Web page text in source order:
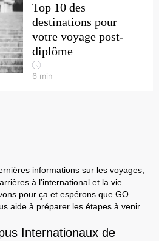
Top 10 des
destinations pour
votre voyage post-
diplôme
6 min
informations sur les voyages,
à l'international et la vie
pour ça et espérons que GO
aide à préparer les étapes à venir
Internationaux de